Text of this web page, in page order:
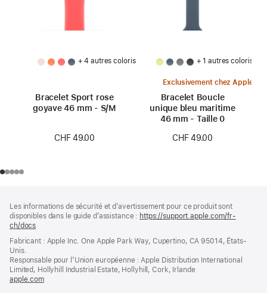
+ 4 autres coloris
Bracelet Sport rose
goyave 46 mm - S/M
CHF 49.00
+ 1 autres coloris
Exclusivement chez Apple
Bracelet Boucle
unique bleu maritime
46 mm - Taille 0
CHF 49.00
de
page
de
bas
page
Les informations de sécurité et d’avertissement pour ce produit sont
disponibles dans le guide d’assistance : https://support.apple.com/fr-
ch/docs
une
fenêtre)
Fabricant : Apple Inc. One Apple Park Way, Cupertino, CA 95014, États-
Unis.
Responsable pour l’Union européenne : Apple Distribution International
Limited, Hollyhill Industrial Estate, Hollyhill, Cork, Irlande
apple.com(s’ouvre